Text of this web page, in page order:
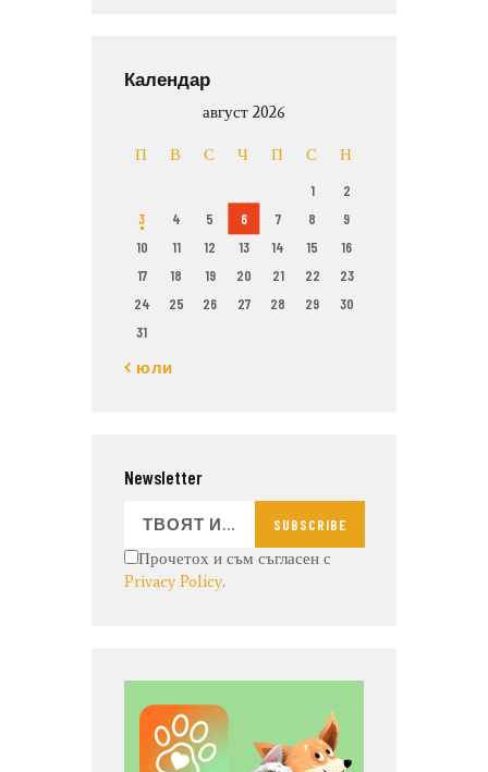
Календар
август 2026
П В С Ч П С Н
1
2
3
4 5 6 7 8
9
10
11 12 13 14 15
16
17
18 19 20 21 22
23
24
25 26 27 28 29
30
31
« юли
Newsletter
SUBSCRIBE
Прочетох и съм съгласен с
Privacy Policy.